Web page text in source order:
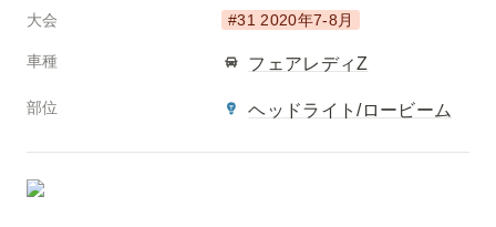
大会 #31 2020年7-8月
車種 フェアレディZ
部位 ヘッドライト/ロービーム